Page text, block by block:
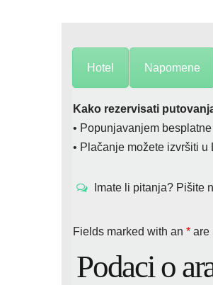
Hotel Napomene
Kako rezervisati
• Popunjavanjem
• Plačanje možete izvršiti u
Imate li pitanja? Pišite
Fields marked with an * are
Podaci o